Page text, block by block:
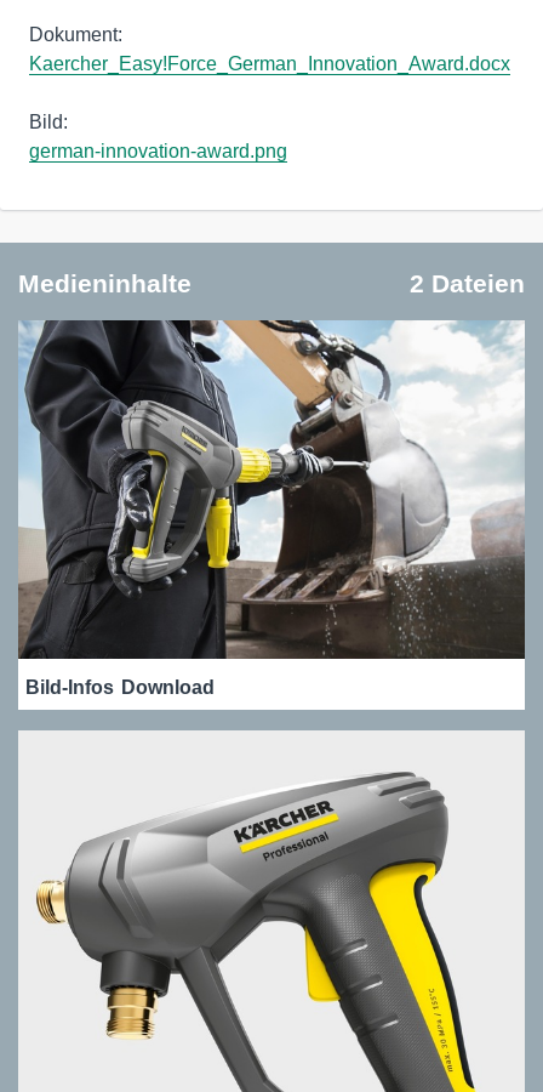
Kaercher_Easy!Force_German_Innovation_Award.docx
german-innovation-award.png
Medieninhalte 2 Dateien
Bild-Infos Download